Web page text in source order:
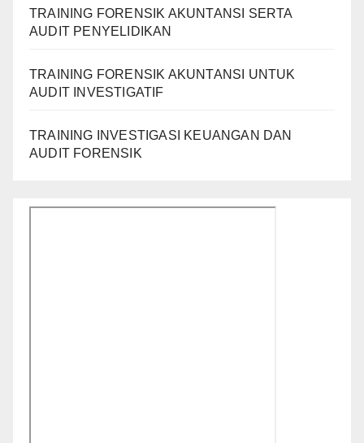
TRAINING FORENSIK AKUNTANSI SERTA
AUDIT PENYELIDIKAN
TRAINING FORENSIK AKUNTANSI UNTUK
AUDIT INVESTIGATIF
TRAINING INVESTIGASI KEUANGAN DAN
AUDIT FORENSIK